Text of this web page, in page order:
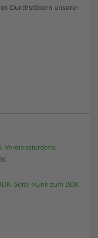
Durchstöbern unserer
Verdienstordens
Seite >Link zum BDK